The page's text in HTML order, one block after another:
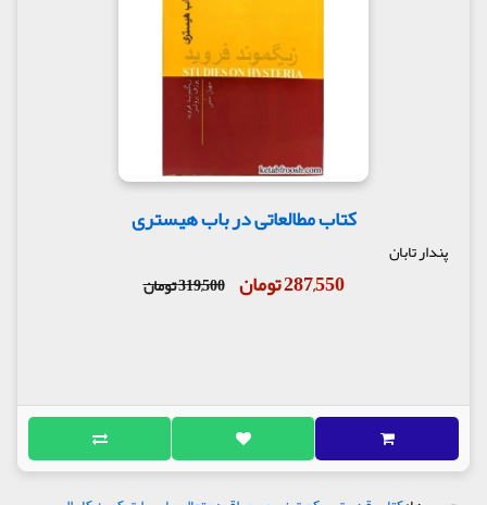
کتاب مطالعاتی در باب هیستری
پندار تابان
287,550 تومان 319,500 تومان